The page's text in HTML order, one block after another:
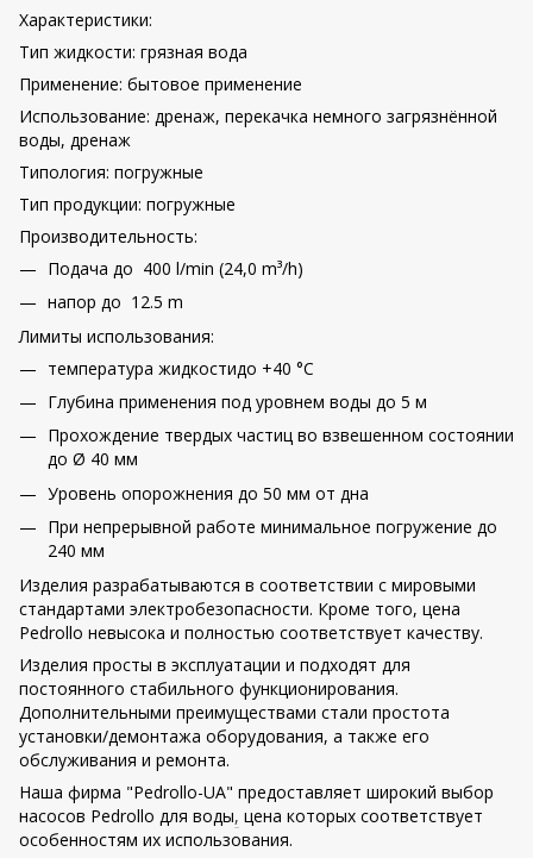
Характеристики:
Тип жидкости: грязная вода
Применение: бытовое применение
Использование: дренаж, перекачка немного загрязнённой
воды, дренаж
Tипология: погружные
Тип продукции: погружные
Производительность:
Подача до 400 l/min (24,0 m³/h)
напор до 12.5 m
Лимиты использования:
температура жидкостидо +40 °C
Глубина применения под уровнем воды до 5 м
Прохождение твердых частиц во взвешенном состоянии
до Ø 40 мм
Уровень опорожнения до 50 мм от дна
При непрерывной работе минимальное погружение до
240 мм
Изделия разрабатываются в соответствии с мировыми
стандартами электробезопасности. Кроме того, цена
Pedrollo невысока и полностью соответствует качеству.
Изделия просты в эксплуатации и подходят для
постоянного стабильного функционирования.
Дополнительными преимуществами стали простота
установки/демонтажа оборудования, а также его
обслуживания и ремонта.
Наша фирма "Pedrollo-UA" предоставляет широкий выбор
насосов Pedrollo для воды, цена которых соответствует
особенностям их использования.